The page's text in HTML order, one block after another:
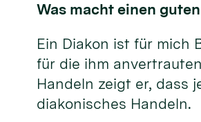
Was macht einen
Ein Diakon ist für mich
für die ihm
Handeln zeigt er, dass
diakonisches Handeln.